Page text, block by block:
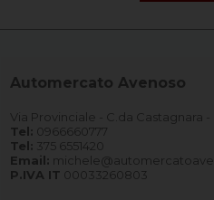
Automercato Avenoso
Via Provinciale - C.da Castagnara
Tel: 0966660777
Tel: 375 6551420
Email:
P.IVA IT 00033260803